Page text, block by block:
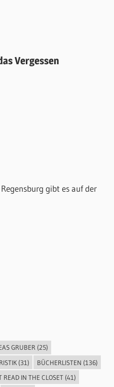
Vergessen
gibt es auf der
GRUBER(25)
(31) BÜCHERLISTEN (136)
READ IN THE CLOSET(41)